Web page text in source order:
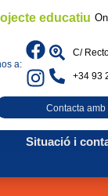
educatiu
a:
C/
+34 93
Contacta amb
Situació i